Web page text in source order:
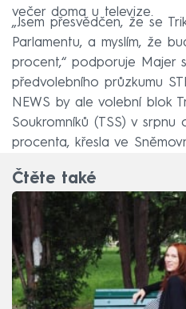
večer doma u televize.
„Jsem přesvědčen, že se
Parlamentu, a myslím, že
procent,“ podporuje Majer
předvolebního průzkumu
NEWS by ale volební blok
Soukromníků (TSS) v srpnu
procenta, křesla ve
Čtěte také